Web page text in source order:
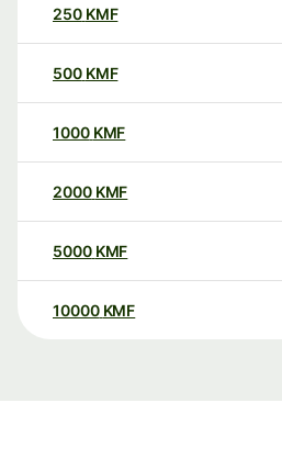
250 KMF
500 KMF
1000 KMF
2000 KMF
5000 KMF
10000 KMF